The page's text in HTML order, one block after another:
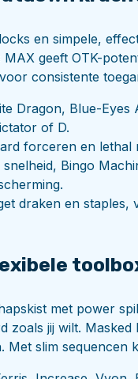
en simpele,
MAX geeft OTK-
consistente
Dragon, Blue-
of D.
forceren en
Bingo
draken en
met power
zoals jij wilt.
slim